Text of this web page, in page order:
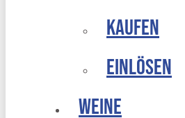
Kaufen
Einlösen
Weine